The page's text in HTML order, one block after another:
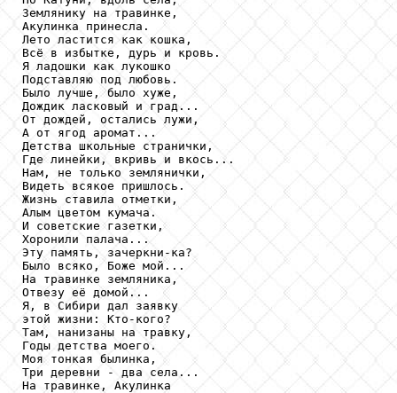
Землянику на травинке,
Акулинка принесла.
Лето ластится как кошка,
Всё в избытке, дурь и кровь.
Я ладошки как лукошко
Подставляю под любовь.
Было лучше, было хуже,
Дождик ласковый и град...
От дождей, остались лужи,
А от ягод аромат...
Детства школьные странички,
Где линейки, вкривь и вкось...
Нам, не только землянички,
Видеть всякое пришлось.
Жизнь ставила отметки,
Алым цветом кумача.
И советские газетки,
Хоронили палача...
Эту память, зачеркни-ка?
Было всяко, Боже мой...
На травинке земляника,
Отвезу её домой...
Я, в Сибири дал заявку
этой жизни: Кто-кого?
Там, нанизаны на травку,
Годы детства моего.
Моя тонкая былинка,
Три деревни - два села...
На травинке, Акулинка